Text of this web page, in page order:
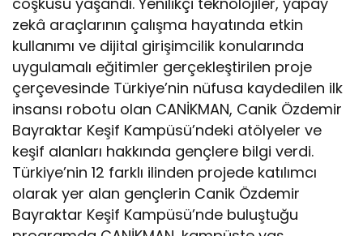
zekâ araçlarının çalışma hayatında etkin
kullanımı ve dijital girişimcilik konularında
uygulamalı eğitimler gerçekleştirilen proje
çerçevesinde Türkiye’nin nüfusa kaydedilen ilk
insansı robotu olan CANİKMAN, Canik Özdemir
Bayraktar Keşif Kampüsü’ndeki atölyeler ve
keşif alanları hakkında gençlere bilgi verdi.
Türkiye’nin 12 farklı ilinden projede katılımcı
olarak yer alan gençlerin Canik Özdemir
Bayraktar Keşif Kampüsü’nde buluştuğu